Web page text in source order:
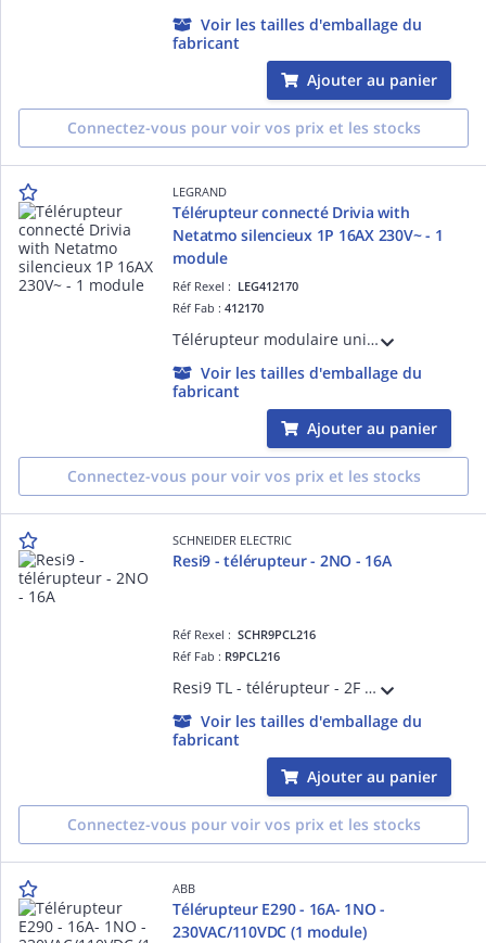
Voir les tailles d'emballage du
fabricant
Ajouter au panier
Connectez-vous pour voir vos prix et les stocks
LEGRAND
Télérupteur connecté Drivia with
Netatmo silencieux 1P 16AX 230V~ - 1
module
Réf Rexel : LEG412170
Réf Fab :412170
Télérupteur modulaire unipolaire silencieux connecté Drivia with Netatmo 16AX 230V~ compatible avec l'App Home + Control - connexion par bornes à vis - 1 module
Voir les tailles d'emballage du
fabricant
Ajouter au panier
Connectez-vous pour voir vos prix et les stocks
SCHNEIDER ELECTRIC
Resi9 - télérupteur - 2NO - 16A
Réf Rexel :SCHR9PCL216
Réf Fab : R9PCL216
Resi9 TL - télérupteur - 2F - Contact auxiliare : sans - 250 V CA 50 Hz - Commande à distance : bouton-poussoir lumineux 3mA - NF - Largeur : 2 pas de 9 mm - blanc RAL 9003 - IP20
Voir les tailles d'emballage du
fabricant
Ajouter au panier
Connectez-vous pour voir vos prix et les stocks
ABB
Télérupteur E290 - 16A- 1NO -
230VAC/110VDC (1 module)